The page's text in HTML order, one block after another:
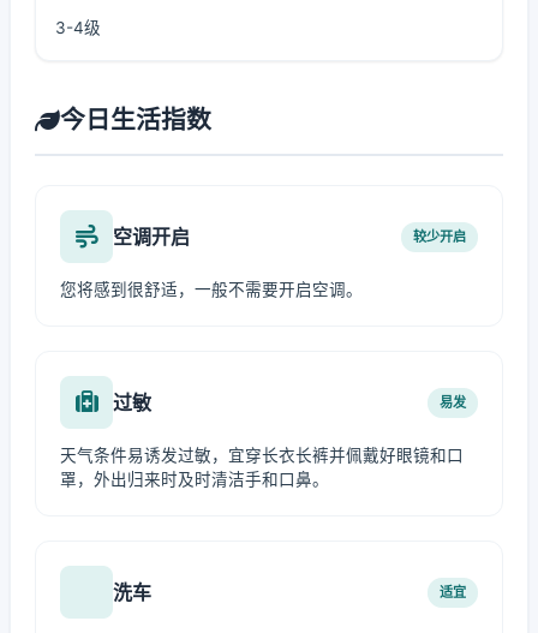
3-4级
今日生活指数
空调开启 较少开启
您将感到很舒适，一般不需要开启空调。
过敏 易发
天气条件易诱发过敏，宜穿长衣长裤并佩戴好眼镜和口
罩，外出归来时及时清洁手和口鼻。
洗车 适宜